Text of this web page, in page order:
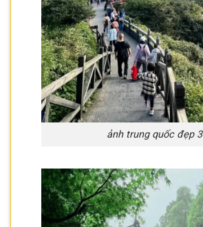
ảnh trung quốc đẹp 3